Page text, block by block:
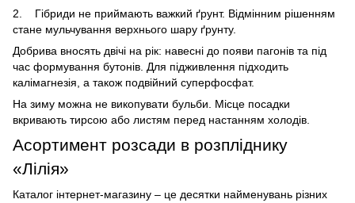
2.
Гібриди не приймають важкий ґрунт. Відмінним рішенням
стане мульчування верхнього шару ґрунту.
Добрива вносять двічі на рік: навесні до появи пагонів та під
час формування бутонів. Для підживлення підходить
калімагнезія, а також подвійний суперфосфат.
На зиму можна не викопувати бульби. Місце посадки
вкривають тирсою або листям перед настанням холодів.
Асортимент розсади в розпліднику
«Лілія»
Каталог інтернет-магазину – це десятки найменувань різних